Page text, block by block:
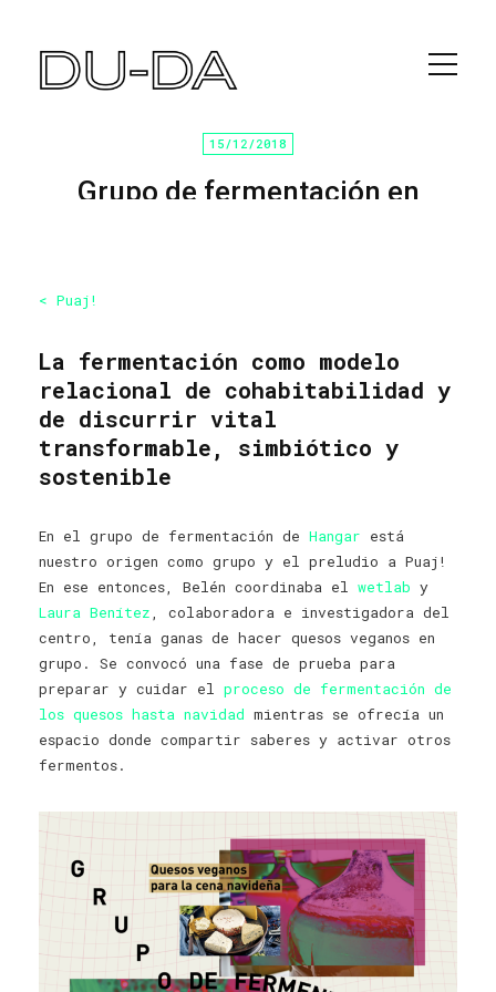
15/12/2018
Grupo de fermentación en
< Puaj!
La fermentación como modelo
relacional de cohabitabilidad y
de discurrir vital
transformable, simbiótico y
sostenible
En el grupo de fermentación de Hangar está
nuestro origen como grupo y el preludio a Puaj!
En ese entonces, Belén coordinaba el wetlab y
Laura Benítez, colaboradora e investigadora del
centro, tenía ganas de hacer quesos veganos en
grupo. Se convocó una fase de prueba para
preparar y cuidar el proceso de fermentación de
los quesos hasta navidad mientras se ofrecía un
espacio donde compartir saberes y activar otros
fermentos.